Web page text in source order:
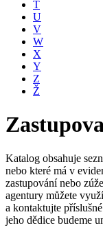
T
U
V
W
X
Y
Z
Ž
Katalog obsahuje
nebo které má v
zastupování nebo
agentury můžete
a kontaktujte
jeho dědice budeme